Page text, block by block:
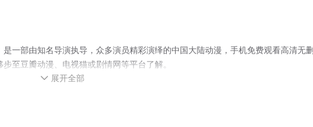
一部由知名导演执导，众多演员精彩演绎的中国大陆动漫，手机免费观看高清无删
至豆瓣动漫、电视猫或剧情网等平台了解。
 展开全部